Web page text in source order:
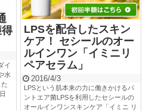
LPSを配合したスキン
ケア！ セシールのオー
ルインワン「イミニリ
ペアセラム」
2016/4/3
LPSという肌本来の力に働きかけるパ
ントエア菌LPSを利用したセシールの
オールインワンスキンケア「イミニ リ
イ
水